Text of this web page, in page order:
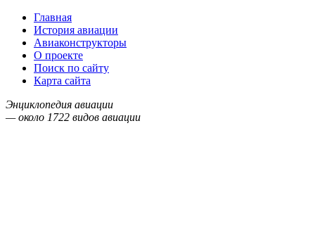
Главная
История авиации
Авиаконструкторы
О проекте
Поиск по сайту
Карта сайта
Энциклопедия авиации
— около 1722 видов авиации